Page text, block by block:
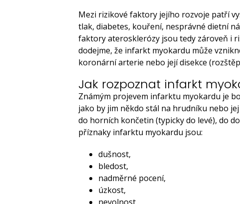
Mezi rizikové faktory jejího rozvoje patří
tlak, diabetes, kouření, nesprávné dietní
faktory aterosklerózy jsou tedy zároveň i
dodejme, že infarkt myokardu může
koronární arterie nebo její disekce
Jak rozpoznat infarkt
Známým projevem infarktu myokardu je
jako by jim někdo stál na hrudníku nebo
do horních končetin (typicky do levé), do
příznaky infarktu myokardu jsou:
dušnost,
bledost,
nadměrné pocení,
úzkost,